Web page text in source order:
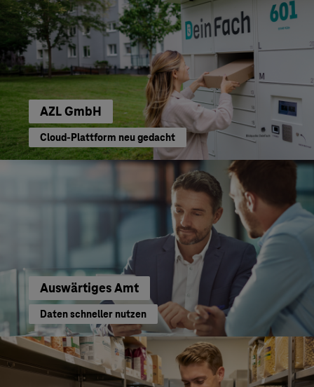
AZL GmbH
Cloud-Plattform neu gedacht
Auswärtiges Amt
Daten schneller nutzen